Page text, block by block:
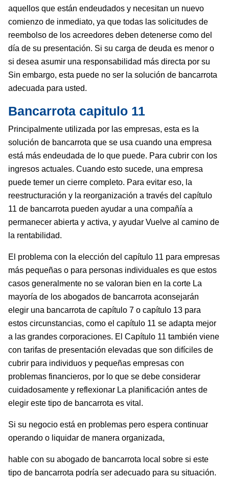
aquellos que están endeudados y necesitan un nuevo
comienzo de inmediato, ya que todas las solicitudes de
reembolso de los acreedores deben detenerse como del
día de su presentación. Si su carga de deuda es menor o
si desea asumir una responsabilidad más directa por su
Sin embargo, esta puede no ser la solución de bancarrota
adecuada para usted.
Bancarrota capitulo 11
Principalmente utilizada por las empresas, esta es la
solución de bancarrota que se usa cuando una empresa
está más endeudada de lo que puede. Para cubrir con los
ingresos actuales. Cuando esto sucede, una empresa
puede temer un cierre completo. Para evitar eso, la
reestructuración y la reorganización a través del capítulo
11 de bancarrota pueden ayudar a una compañía a
permanecer abierta y activa, y ayudar Vuelve al camino de
la rentabilidad.
El problema con la elección del capítulo 11 para empresas
más pequeñas o para personas individuales es que estos
casos generalmente no se valoran bien en la corte La
mayoría de los abogados de bancarrota aconsejarán
elegir una bancarrota de capítulo 7 o capítulo 13 para
estos circunstancias, como el capítulo 11 se adapta mejor
a las grandes corporaciones. El Capítulo 11 también viene
con tarifas de presentación elevadas que son difíciles de
cubrir para individuos y pequeñas empresas con
problemas financieros, por lo que se debe considerar
cuidadosamente y reflexionar La planificación antes de
elegir este tipo de bancarrota es vital.
Si su negocio está en problemas pero espera continuar
operando o liquidar de manera organizada,
hable con su abogado de bancarrota local sobre si este
tipo de bancarrota podría ser adecuado para su situación.